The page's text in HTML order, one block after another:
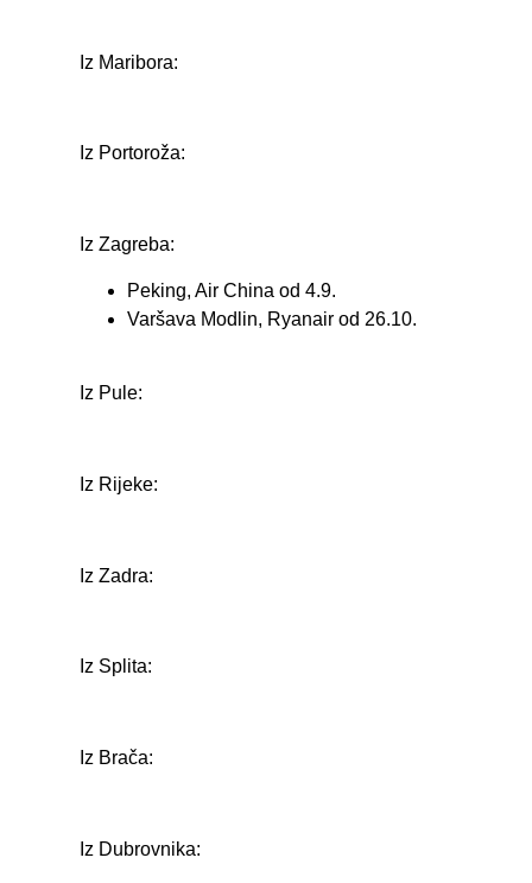
Iz Maribora:
Iz Portoroža:
Iz Zagreba:
Peking, Air China od 4.9.
Varšava Modlin, Ryanair od 26.10.
Iz Pule:
Iz Rijeke:
Iz Zadra:
Iz Splita:
Iz Brača:
Iz Dubrovnika: